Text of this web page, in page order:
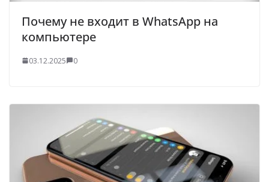
Почему не входит в WhatsApp на
компьютере
03.12.2025 0